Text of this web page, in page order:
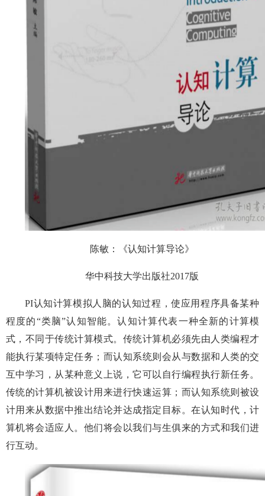
陈敏：《认知计算导论》
华中科技大学出版社2017版
PI认知计算模拟人脑的认知过程，使应用程序具备某种
程度的“类脑”认知智能。认知计算代表一种全新的计算模
式，不同于传统计算模式。传统计算机必须先由人类编程才
能执行某项特定任务；而认知系统则会从与数据和人类的交
互中学习，从某种意义上说，它可以自行编程执行新任务。
传统的计算机被设计用来进行快速运算；而认知系统则被设
计用来从数据中推出结论并达成指定目标。在认知时代，计
算机将会适应人。他们将会以我们与生俱来的方式和我们进
行互动。